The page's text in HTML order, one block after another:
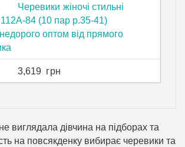
Черевики жіночі стильні
112A-84 (10 пар р.35-41)
оптом від прямого
3,619 грн
виглядала дівчина на підборах та
на повсякденку вибирає черевики та